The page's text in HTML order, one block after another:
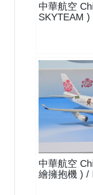
中華航空
SKYTEAM
中華航空
繪擁抱機 ) /